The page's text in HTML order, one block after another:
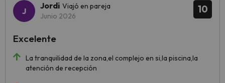
10
Jordi Viajó en pareja
Junio 2026
La tranquilidad de la zona,el complejo en si,la piscina,la
atención de recepción
Excelente